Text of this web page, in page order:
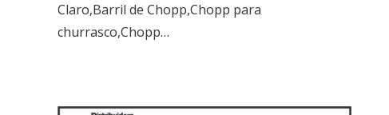
Claro,Barril de Chopp,Chopp para
churrasco,Chopp…